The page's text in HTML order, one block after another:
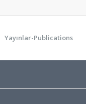
Yayınlar-Publications